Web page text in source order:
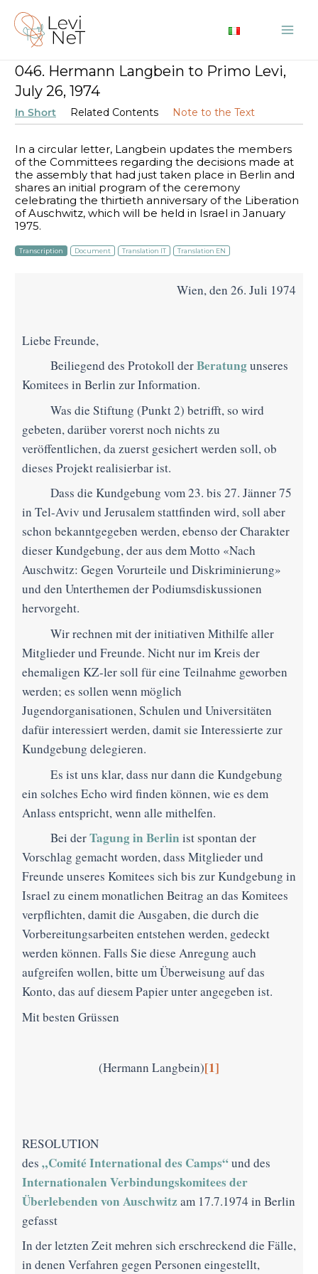
Skip
content
046. Hermann Langbein to Primo Levi,
July 26, 1974
In Short Related Contents Note to the Text
In a circular letter, Langbein updates the members
of the Committees regarding the decisions made at
the assembly that had just taken place in Berlin and
shares an initial program of the ceremony
celebrating the thirtieth anniversary of the Liberation
of Auschwitz, which will be held in Israel in January
1975.
Transcription Document Translation IT Translation EN
Wien, den 26. Juli 1974
Liebe Freunde,
Beiliegend des Protokoll derBeratungunseres
Komitees in Berlin zur Information.
Was die Stiftung (Punkt 2) betrifft, so wird
gebeten, darüber vorerst noch nichts zu
veröffentlichen, da zuerst gesichert werden soll, ob
dieses Projekt realisierbar ist.
Dass die Kundgebung vom 23. bis 27. Jänner 75
in Tel-Aviv und Jerusalem stattfinden wird, soll aber
schon bekanntgegeben werden, ebenso der Charakter
dieser Kundgebung, der aus dem Motto «Nach
Auschwitz: Gegen Vorurteile und Diskriminierung»
und den Unterthemen der Podiumsdiskussionen
hervorgeht.
Wir rechnen mit der initiativen Mithilfe aller
Mitglieder und Freunde. Nicht nur im Kreis der
ehemaligen KZ-ler soll für eine Teilnahme geworben
werden; es sollen wenn möglich
Jugendorganisationen, Schulen und Universitäten
dafür interessiert werden, damit sie Interessierte zur
Kundgebung delegieren.
Es ist uns klar, dass nur dann die Kundgebung
ein solches Echo wird finden können, wie es dem
Anlass entspricht, wenn alle mithelfen.
Bei derTagung in Berlin ist spontan der
Vorschlag gemacht worden, dass Mitglieder und
Freunde unseres Komitees sich bis zur Kundgebung in
Israel zu einem monatlichen Beitrag an das Komitees
verpflichten, damit die Ausgaben, die durch die
Vorbereitungsarbeiten entstehen werden, gedeckt
werden können. Falls Sie diese Anregung auch
aufgreifen wollen, bitte um Überweisung auf das
Konto, das auf diesem Papier unter angegeben ist.
Mit besten Grüssen
(Hermann Langbein)[1]
RESOLUTION
des „Comité International des Camps“und des
Internationalen Verbindungskomitees der
Überlebenden von Auschwitz am 17.7.1974 in Berlin
gefasst
In der letzten Zeit mehren sich erschreckend die Fälle,
in denen Verfahren gegen Personen eingestellt,